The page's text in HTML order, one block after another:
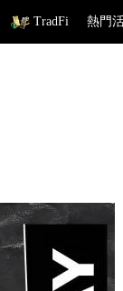
TradFi 熱門